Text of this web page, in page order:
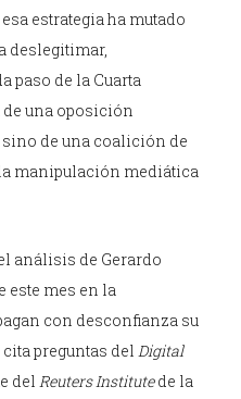
estrategia ha mutado
deslegitimar,
paso de la Cuarta
una oposición
de una coalición de
manipulación mediática
análisis de Gerardo
este mes en la
con desconfianza su
preguntas del Digital
del Reuters Institutede la